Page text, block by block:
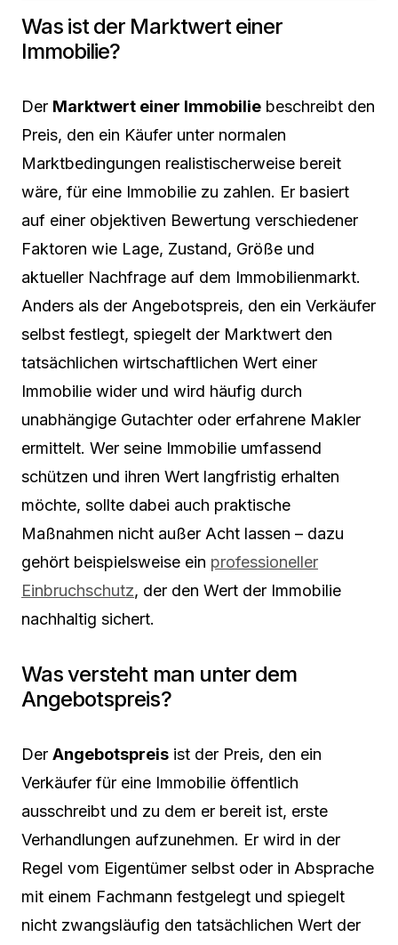
Was ist der Marktwert einer
Immobilie?
Der Marktwert einer Immobilie beschreibt den
Preis, den ein Käufer unter normalen
Marktbedingungen realistischerweise bereit
wäre, für eine Immobilie zu zahlen. Er basiert
auf einer objektiven Bewertung verschiedener
Faktoren wie Lage, Zustand, Größe und
aktueller Nachfrage auf dem Immobilienmarkt.
Anders als der Angebotspreis, den ein Verkäufer
selbst festlegt, spiegelt der Marktwert den
tatsächlichen wirtschaftlichen Wert einer
Immobilie wider und wird häufig durch
unabhängige Gutachter oder erfahrene Makler
ermittelt. Wer seine Immobilie umfassend
schützen und ihren Wert langfristig erhalten
möchte, sollte dabei auch praktische
Maßnahmen nicht außer Acht lassen – dazu
gehört beispielsweise ein professioneller
Einbruchschutz, der den Wert der Immobilie
nachhaltig sichert.
Was versteht man unter dem
Angebotspreis?
Der Angebotspreis ist der Preis, den ein
Verkäufer für eine Immobilie öffentlich
ausschreibt und zu dem er bereit ist, erste
Verhandlungen aufzunehmen. Er wird in der
Regel vom Eigentümer selbst oder in Absprache
mit einem Fachmann festgelegt und spiegelt
nicht zwangsläufig den tatsächlichen Wert der